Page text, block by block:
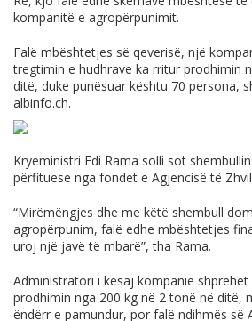
kompanitë e agropërpunimit.
Falë mbështetjes së qeverisë, një
tregtimin e hudhrave ka rritur prodhimin
ditë, duke punësuar kështu 70 persona,
albinfo.ch.
Kryeministri Edi Rama solli sot
përfituese nga fondet e Agjencisë të
“Mirëmëngjes dhe me këtë shembull
agropërpunim, falë edhe mbështetjes
uroj një javë të mbarë”, tha Rama.
Administratori i kësaj kompanie shprehet
prodhimin nga 200 kg në 2 tonë në ditë,
ëndërr e pamundur, por falë ndihmës së